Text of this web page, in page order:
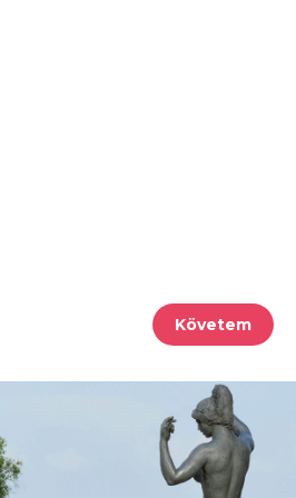
Követem